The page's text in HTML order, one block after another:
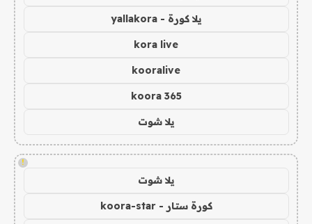
يلا كورة - yallakora
kora live
kooralive
koora 365
يلا شوت
!
يلا شوت
كورة ستار - koora-star